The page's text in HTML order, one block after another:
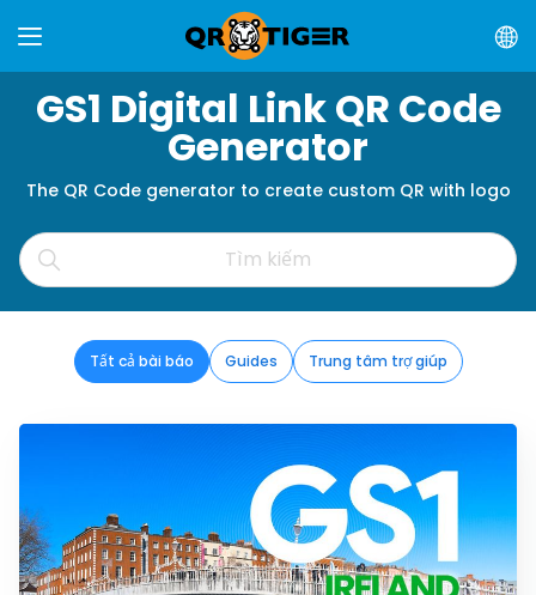
GS1 Digital Link QR Code
Generator
The QR Code generator to create custom QR with logo
Tất cả bài báo Guides Trung tâm trợ giúp